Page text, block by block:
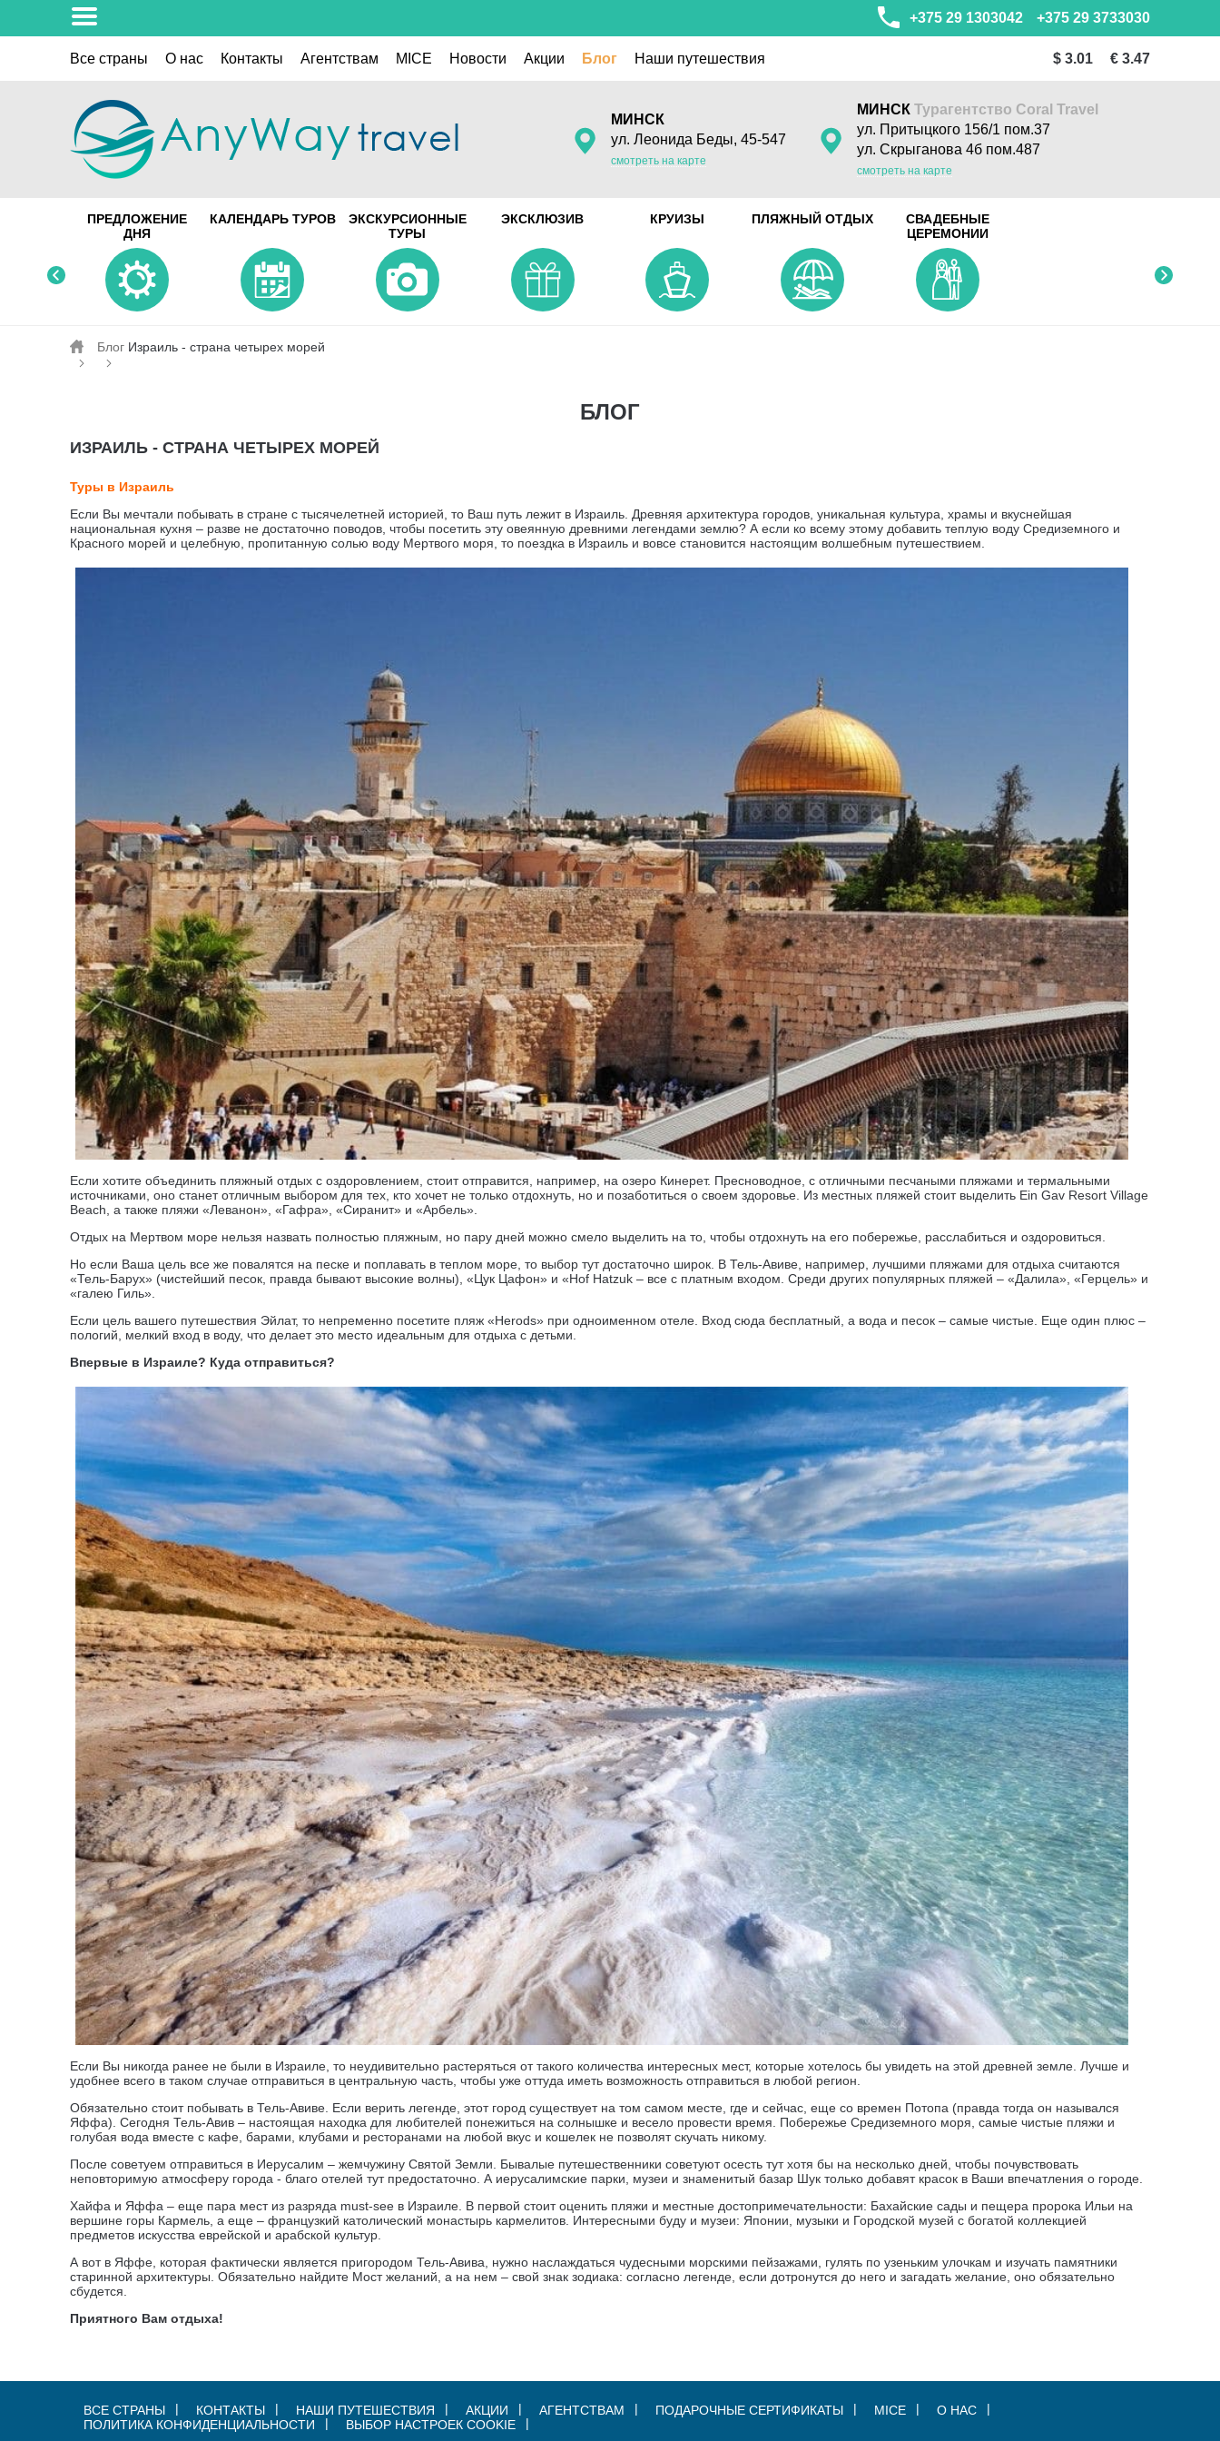
+375 29 3733030
+375 29 1303042
Все страны О нас Контакты Aгентствам MICE Новости Акции Блог Наши путешествия $ 3.01 € 3.47
МИНСК
ул. Леонида Беды, 45-547
смотреть на карте
МИНСК Турагентство Coral Travel
ул. Притыцкого 156/1 пом.37
ул. Скрыганова 4б пом.487
смотреть на карте
ПРЕДЛОЖЕНИЕ
ДНЯ
КАЛЕНДАРЬ ТУРОВ
ЭКСКУРСИОННЫЕ
ТУРЫ
ЭКСКЛЮЗИВ КРУИЗЫ ПЛЯЖНЫЙ ОТДЫХ
СВАДЕБНЫЕ
ЦЕРЕМОНИИ
Блог Израиль - страна четырех морей
БЛОГ
ИЗРАИЛЬ - СТРАНА ЧЕТЫРЕХ МОРЕЙ
Туры в Израиль
Если Вы мечтали побывать в стране с тысячелетней историей, то Ваш путь лежит в Израиль. Древняя архитектура городов, уникальная культура, храмы и вкуснейшая
национальная кухня – разве не достаточно поводов, чтобы посетить эту овеянную древними легендами землю? А если ко всему этому добавить теплую воду Средиземного и
Красного морей и целебную, пропитанную солью воду Мертвого моря, то поездка в Израиль и вовсе становится настоящим волшебным путешествием.
Если хотите объединить пляжный отдых с оздоровлением, стоит отправится, например, на озеро Кинерет. Пресноводное, с отличными песчаными пляжами и термальными
источниками, оно станет отличным выбором для тех, кто хочет не только отдохнуть, но и позаботиться о своем здоровье. Из местных пляжей стоит выделить Ein Gav Resort Village
Beach, а также пляжи «Леванон», «Гафра», «Сиранит» и «Арбель».
Отдых на Мертвом море нельзя назвать полностью пляжным, но пару дней можно смело выделить на то, чтобы отдохнуть на его побережье, расслабиться и оздоровиться.
Но если Ваша цель все же повалятся на песке и поплавать в теплом море, то выбор тут достаточно широк. В Тель-Авиве, например, лучшими пляжами для отдыха считаются
«Тель-Барух» (чистейший песок, правда бывают высокие волны), «Цук Цафон» и «Hof Hatzuk – все с платным входом. Среди других популярных пляжей – «Далила», «Герцель» и
«галею Гиль».
Если цель вашего путешествия Эйлат, то непременно посетите пляж «Herods» при одноименном отеле. Вход сюда бесплатный, а вода и песок – самые чистые. Еще один плюс –
пологий, мелкий вход в воду, что делает это место идеальным для отдыха с детьми.
Впервые в Израиле? Куда отправиться?
Если Вы никогда ранее не были в Израиле, то неудивительно растеряться от такого количества интересных мест, которые хотелось бы увидеть на этой древней земле. Лучше и
удобнее всего в таком случае отправиться в центральную часть, чтобы уже оттуда иметь возможность отправиться в любой регион.
Обязательно стоит побывать в Тель-Авиве. Если верить легенде, этот город существует на том самом месте, где и сейчас, еще со времен Потопа (правда тогда он назывался
Яффа). Сегодня Тель-Авив – настоящая находка для любителей понежиться на солнышке и весело провести время. Побережье Средиземного моря, самые чистые пляжи и
голубая вода вместе с кафе, барами, клубами и ресторанами на любой вкус и кошелек не позволят скучать никому.
После советуем отправиться в Иерусалим – жемчужину Святой Земли. Бывалые путешественники советуют осесть тут хотя бы на несколько дней, чтобы почувствовать
неповторимую атмосферу города - благо отелей тут предостаточно. А иерусалимские парки, музеи и знаменитый базар Шук только добавят красок в Ваши впечатления о городе.
Хайфа и Яффа – еще пара мест из разряда must-see в Израиле. В первой стоит оценить пляжи и местные достопримечательности: Бахайские сады и пещера пророка Ильи на
вершине горы Кармель, а еще – французкий католический монастырь кармелитов. Интересными буду и музеи: Японии, музыки и Городской музей с богатой коллекцией
предметов искусства еврейской и арабской культур.
А вот в Яффе, которая фактически является пригородом Тель-Авива, нужно наслаждаться чудесными морскими пейзажами, гулять по узеньким улочкам и изучать памятники
старинной архитектуры. Обязательно найдите Мост желаний, а на нем – свой знак зодиака: согласно легенде, если дотронутся до него и загадать желание, оно обязательно
сбудется.
Приятного Вам отдыха!
ВСЕ СТРАНЫ КОНТАКТЫ НАШИ ПУТЕШЕСТВИЯ АКЦИИ АГЕНТСТВАМ ПОДАРОЧНЫЕ СЕРТИФИКАТЫ MICE
О НАС
ПОЛИТИКА КОНФИДЕНЦИАЛЬНОСТИ
ВЫБОР НАСТРОЕК COOKIE